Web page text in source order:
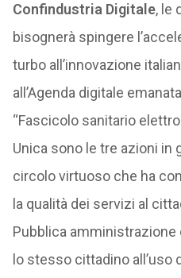
Confindustria Digitale, le
bisognerà spingere
turbo all’innovazione
all’Agenda digitale
“Fascicolo sanitario
Unica sono le tre azioni in
circolo virtuoso che ha
la qualità dei servizi al
Pubblica amministrazione
lo stesso cittadino all’uso